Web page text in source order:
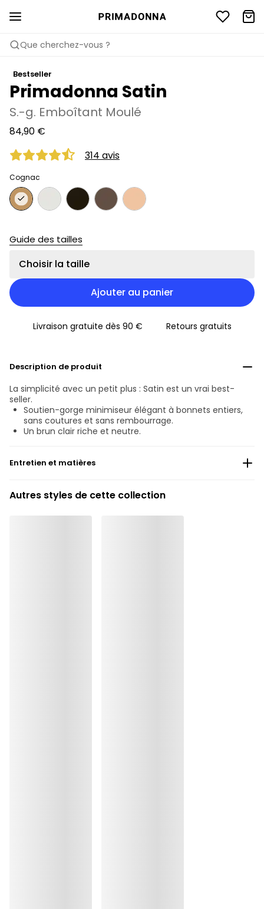
Que cherchez-vous ?
Bestseller
Primadonna Satin
S.-g. Emboîtant Moulé
84,90 €
314 avis
Cognac
Guide des tailles
Choisir la taille
Ajouter au panier
Livraison gratuite dès 90 € Retours gratuits
Description de produit
La simplicité avec un petit plus : Satin est un vrai best-
seller.
Soutien-gorge minimiseur élégant à bonnets entiers,
sans coutures et sans rembourrage.
Un brun clair riche et neutre.
Entretien et matières
Lavage professionnel exclu
Séchage à la machine exclu
Autres styles de cette collection